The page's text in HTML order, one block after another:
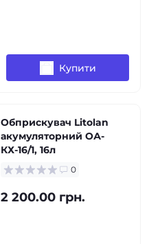
Купити
Обприскувач Litolan
акумуляторний ОА-
КХ-16/1, 16л
0
2 200.00 грн.